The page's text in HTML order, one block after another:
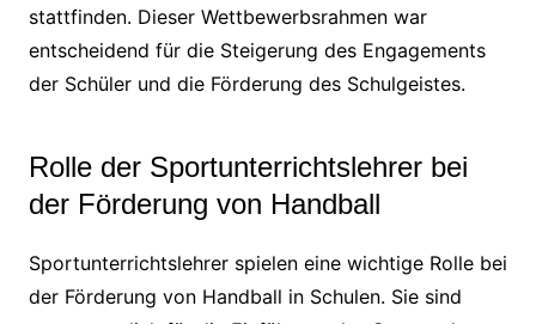
stattfinden. Dieser Wettbewerbsrahmen war
entscheidend für die Steigerung des Engagements
der Schüler und die Förderung des Schulgeistes.
Rolle der Sportunterrichtslehrer bei
der Förderung von Handball
Sportunterrichtslehrer spielen eine wichtige Rolle bei
der Förderung von Handball in Schulen. Sie sind